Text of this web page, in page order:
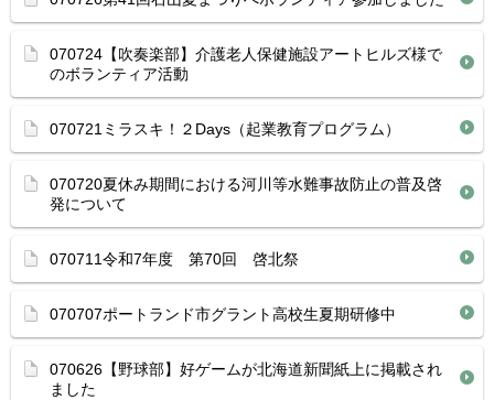
070724【吹奏楽部】介護老人保健施設アートヒルズ様で
のボランティア活動
070721ミラスキ！２Days（起業教育プログラム）
070720夏休み期間における河川等水難事故防止の普及啓
発について
070711令和7年度 第70回 啓北祭
070707ポートランド市グラント高校生夏期研修中
070626【野球部】好ゲームが北海道新聞紙上に掲載され
ました